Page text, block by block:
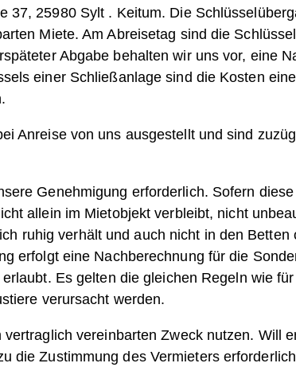
37, 25980 Sylt . Keitum. Die
Miete. Am Abreisetag sind die
Abgabe behalten wir uns vor, eine
einer Schließanlage sind die Kosten
Anreise von uns ausgestellt und sind
Genehmigung erforderlich. Sofern
allein im Mietobjekt verbleibt, nicht
ruhig verhält und auch nicht in den Betten
erfolgt eine Nachberechnung für die
Es gelten die gleichen Regeln wie
verursacht werden.
vereinbarten Zweck nutzen. Will
die Zustimmung des Vermieters